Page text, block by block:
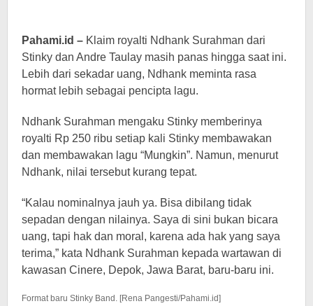
Pahami.id – Klaim royalti Ndhank Surahman dari
Stinky dan Andre Taulay masih panas hingga saat ini.
Lebih dari sekadar uang, Ndhank meminta rasa
hormat lebih sebagai pencipta lagu.
Ndhank Surahman mengaku Stinky memberinya
royalti Rp 250 ribu setiap kali Stinky membawakan
dan membawakan lagu “Mungkin”. Namun, menurut
Ndhank, nilai tersebut kurang tepat.
“Kalau nominalnya jauh ya. Bisa dibilang tidak
sepadan dengan nilainya. Saya di sini bukan bicara
uang, tapi hak dan moral, karena ada hak yang saya
terima,” kata Ndhank Surahman kepada wartawan di
kawasan Cinere, Depok, Jawa Barat, baru-baru ini.
Format baru Stinky Band. [Rena Pangesti/Pahami.id]